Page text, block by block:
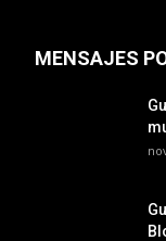
MENSAJES